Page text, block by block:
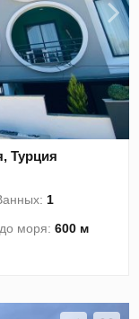
Турция
1
до моря:600 м